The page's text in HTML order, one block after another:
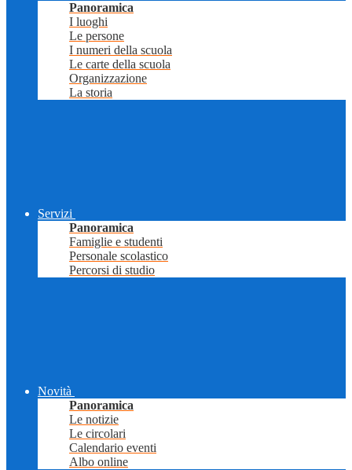
Panoramica
I luoghi
Le persone
I numeri della scuola
Le carte della scuola
Organizzazione
La storia
Servizi
Panoramica
Famiglie e studenti
Personale scolastico
Percorsi di studio
Novità
Panoramica
Le notizie
Le circolari
Calendario eventi
Albo online